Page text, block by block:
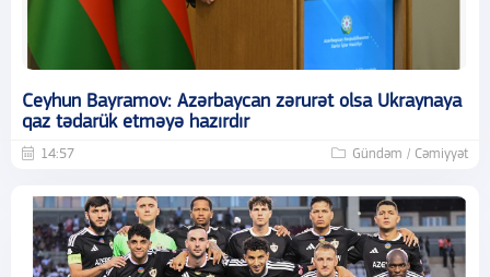
Ceyhun Bayramov: Azərbaycan zərurət olsa Ukraynaya
qaz tədarük etməyə hazırdır
14:57 Gündəm / Cəmiyyət